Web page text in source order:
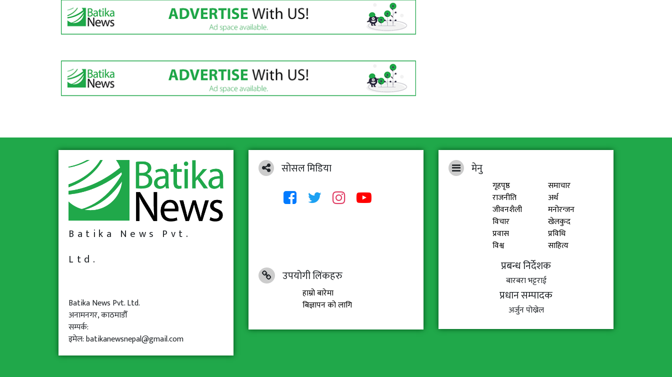
Batika News Pvt.
Ltd.
Batika News Pvt. Ltd.
अनामनगर, काठमाडौँ
सम्पर्क:
इमेल: batikanewsnepal@gmail.com
सोसल मिडिया
उपयोगी लिंकहरु
हाम्रो बारेमा
बिज्ञापन को लागि
मेनु
गृहपृष्ठ
समाचार
राजनीति
अर्थ
जीवनशैली
मनोरन्जन
विचार
खेलकुद
प्रवास
प्रविधि
विश्व
साहित्य
प्रबन्ध निर्देशक
बारबरा भट्टराई
प्रधान सम्पादक
अर्जुन पोख्रेल